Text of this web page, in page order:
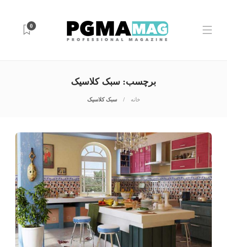
0
برچسب: سبک کلاسیک
خانه سبک کلاسیک